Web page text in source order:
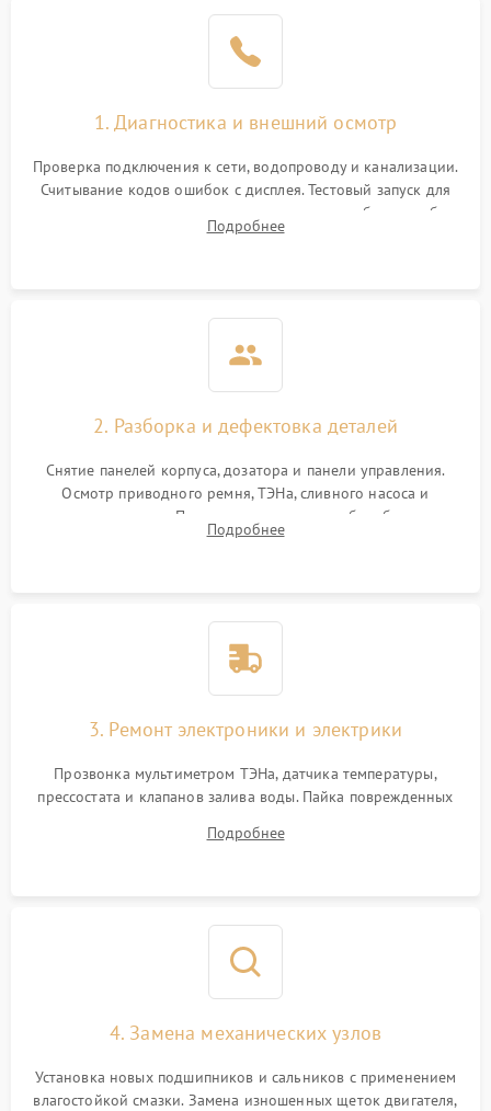
1. Диагностика и внешний осмотр
Проверка подключения к сети, водопроводу и канализации.
Считывание кодов ошибок с дисплея. Тестовый запуск для
выявления посторонних шумов, протечек или сбоев в работе
электронного модуля управления.
Подробнее
2. Разборка и дефектовка деталей
Снятие панелей корпуса, дозатора и панели управления.
Осмотр приводного ремня, ТЭНа, сливного насоса и
амортизаторов. Проверка подшипников барабана и
крестовины на износ, а манжеты люка на разрывы.
Подробнее
3. Ремонт электроники и электрики
Прозвонка мультиметром ТЭНа, датчика температуры,
прессостата и клапанов залива воды. Пайка поврежденных
Восстановление целостности проводки и контактов.
Подробнее
4. Замена механических узлов
Установка новых подшипников и сальников с применением
влагостойкой смазки. Замена изношенных щеток двигателя,